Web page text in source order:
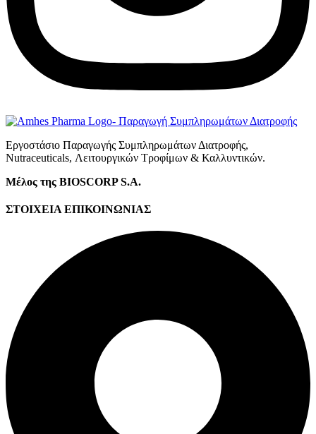
Εργοστάσιο Παραγωγής Συμπληρωμάτων Διατροφής,
Νutraceuticals, Λειτουργικών Τροφίμων & Καλλυντικών.
Μέλος της BIOSCORP S.A.
ΣΤΟΙΧΕΙΑ ΕΠΙΚΟΙΝΩΝΙΑΣ